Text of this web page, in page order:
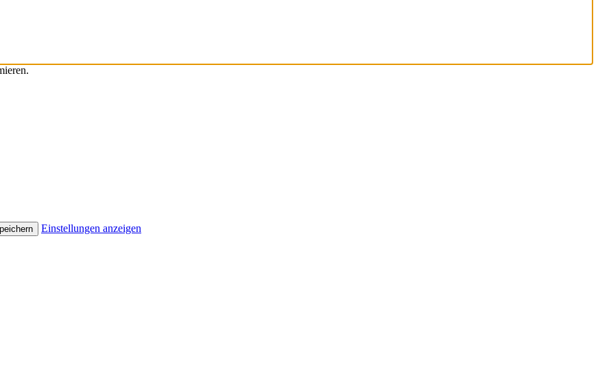
Einstellungen anzeigen